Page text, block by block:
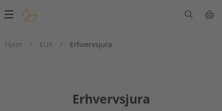
Main
Hjem
/ EUX / Erhvervsjura
Erhvervsjura